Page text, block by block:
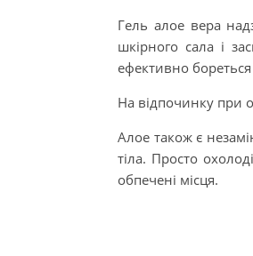
Гель алое вера
шкірного сала і
ефективно
На відпочинку при
Алое також є
тіла. Просто
обпечені місця.